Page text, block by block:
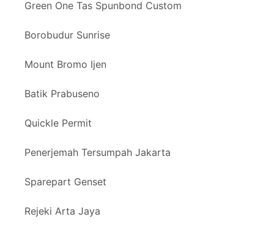
Green One Tas Spunbond Custom
Borobudur Sunrise
Mount Bromo Ijen
Batik Prabuseno
Quickle Permit
Penerjemah Tersumpah Jakarta
Sparepart Genset
Rejeki Arta Jaya